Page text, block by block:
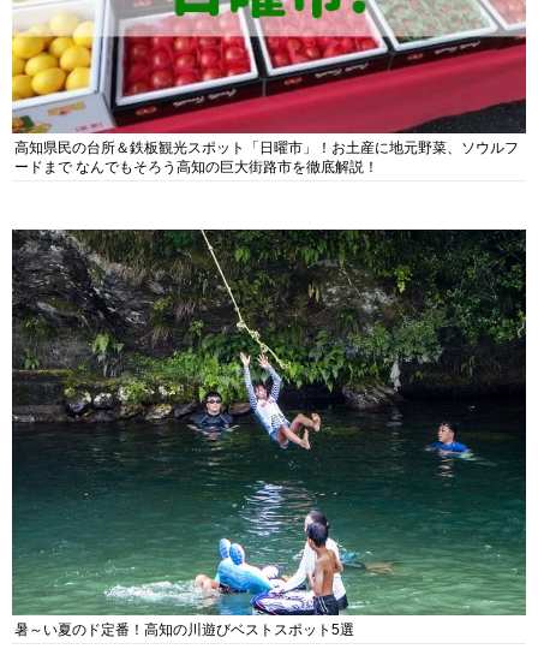
高知県民の台所＆鉄板観光スポット「日曜市」！お土産に地元野菜、ソウルフ
ードまで なんでもそろう高知の巨大街路市を徹底解説！
暑～い夏のド定番！高知の川遊びベストスポット5選